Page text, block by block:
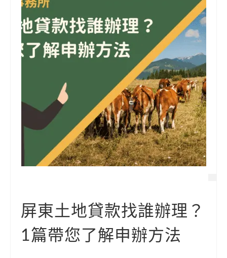
屏東土地貸款找誰辦理？
1篇帶您了解申辦方法